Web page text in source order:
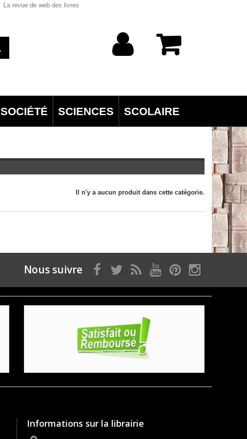
La revue de web des livres
SOCIÉTÉ SCIENCES SCOLAIRE
Il n'y a aucun produit dans cette catégorie.
Nous suivre
Informations sur la librairie